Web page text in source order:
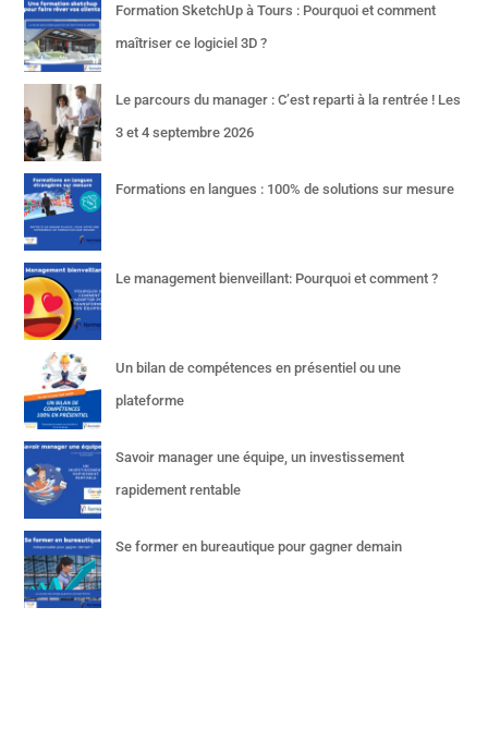
Formation SketchUp à Tours : Pourquoi et comment
maîtriser ce logiciel 3D ?
Le parcours du manager : C’est reparti à la rentrée ! Les
3 et 4 septembre 2026
Formations en langues : 100% de solutions sur mesure
Le management bienveillant: Pourquoi et comment ?
Un bilan de compétences en présentiel ou une
plateforme
Savoir manager une équipe, un investissement
rapidement rentable
Se former en bureautique pour gagner demain